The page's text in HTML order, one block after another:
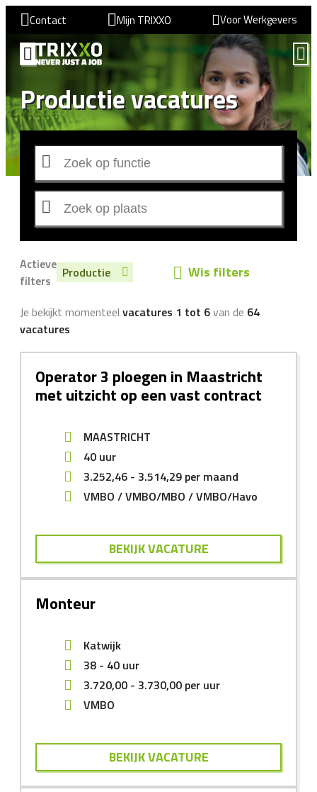
Contact Mijn TRIXXO Voor Werkgevers
Productie vacatures
Actieve
filters
Productie Wis filters
Je bekijkt momenteel vacatures 1 tot 6van de 64
vacatures
Operator 3 ploegen in Maastricht
met uitzicht op een vast contract
MAASTRICHT
40 uur
3.252,46 - 3.514,29 per maand
VMBO
VMBO/MBO VMBO/Havo
BEKIJK VACATURE
Monteur
Katwijk
38 - 40 uur
3.720,00 - 3.730,00 per uur
VMBO
BEKIJK VACATURE